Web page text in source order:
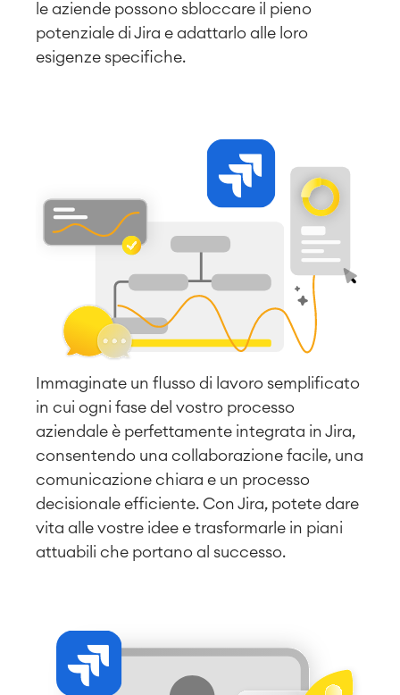
Agile e DevOps
DevOps
Gestione dei requisiti
Gestione dei test
Gestione di progetti e lavori
Monitoraggio del tempo
Processi aziendali
le aziende possono sbloccare il pieno
potenziale di Jira e adattarlo alle loro
esigenze specifiche.
Immaginate un flusso di lavoro semplificato
in cui ogni fase del vostro processo
aziendale è perfettamente integrata in Jira,
consentendo una collaborazione facile, una
comunicazione chiara e un processo
decisionale efficiente. Con Jira, potete dare
vita alle vostre idee e trasformarle in piani
attuabili che portano al successo.